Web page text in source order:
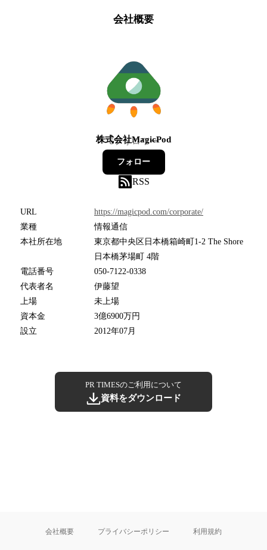
会社概要
株式会社MagicPod
6フォロワー
フォロー
RSS
URL
https://magicpod.com/corporate/
業種
情報通信
本社所在地
東京都中央区日本橋箱崎町1-2 The Shore
日本橋茅場町 4階
電話番号
050-7122-0338
代表者名
伊藤望
上場
未上場
資本金
3億6900万円
設立
2012年07月
PR TIMESのご利用について
資料をダウンロード
会社概要 プライバシーポリシー 利用規約